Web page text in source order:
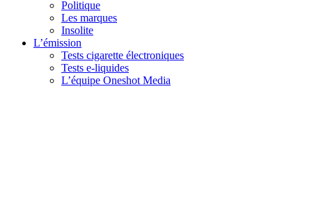
Politique
Les marques
Insolite
L’émission
Tests cigarette électroniques
Tests e-liquides
L’équipe Oneshot Media